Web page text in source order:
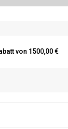
von 1500,00 €